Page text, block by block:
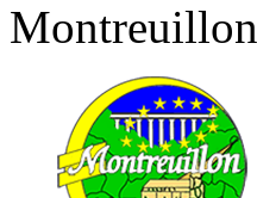
Montreuillon